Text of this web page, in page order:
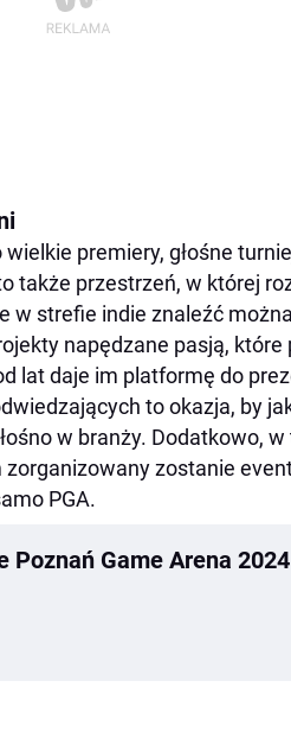
premiery, głośne
także przestrzeń, w której
w strefie indie znaleźć
napędzane pasją, które
lat daje im platformę do
to okazja, by
w branży. Dodatkowo,
zostanie
PGA.
Poznań Game Arena